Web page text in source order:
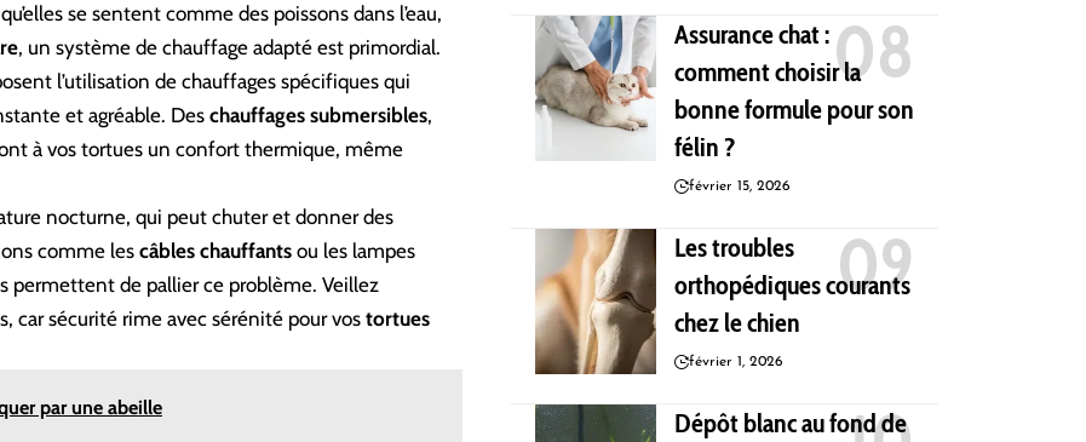
se sentent comme des poissons dans l’eau,
, un système de chauffage adapté est primordial.
l’utilisation de chauffages spécifiques qui
et agréable. Des chauffages submersibles,
à vos tortues un confort thermique, même
nocturne, qui peut chuter et donner des
comme lescâbles chauffants ou les lampes
permettent de pallier ce problème. Veillez
car sécurité rime avec sérénité pour vos tortues
par une abeille
Assurance chat :
comment choisir la
bonne formule pour son
félin ?
février 15, 2026
Les troubles
orthopédiques courants
chez le chien
février 1, 2026
Dépôt blanc au fond de